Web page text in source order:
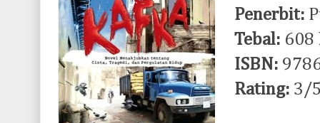
Penerbit:
Tebal: 608
ISBN:
Rating: 3/